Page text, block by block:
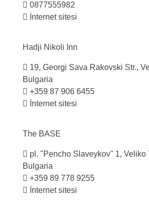
0877555982
İnternet sitesi
Hadji Nikoli Inn
19, Georgi Sava Rakovski Str.,
Bulgaria
+359 87 906 6455
İnternet sitesi
The BASE
pl. "Pencho Slaveykov" 1, Veliko
Bulgaria
+359 89 778 9255
İnternet sitesi